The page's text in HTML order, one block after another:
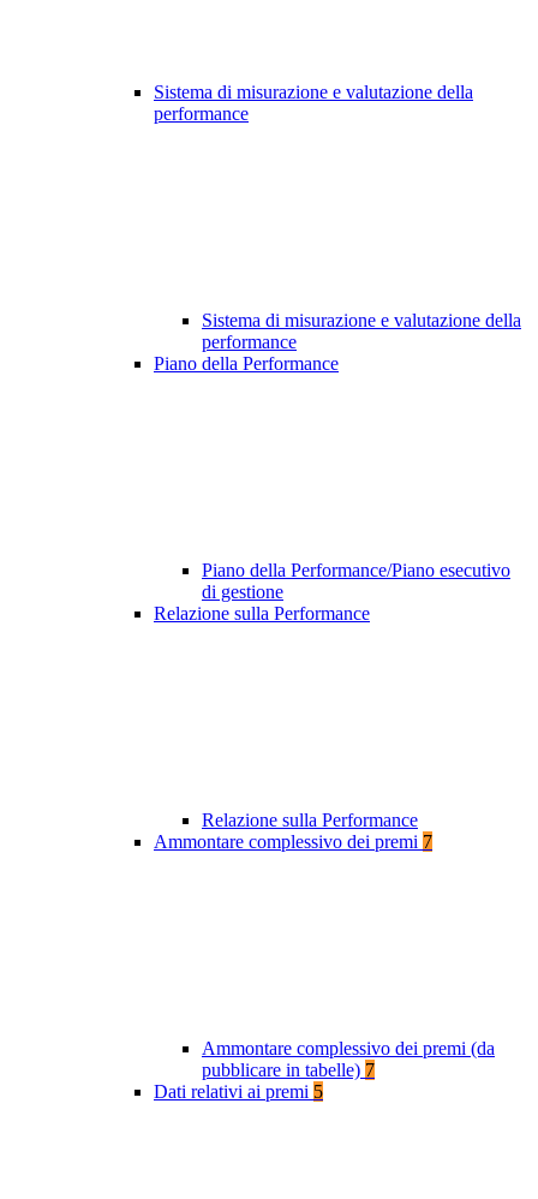
Sistema di misurazione e valutazione della
performance
Sistema di misurazione e valutazione della
performance
Piano della Performance
Piano della Performance/Piano esecutivo
di gestione
Relazione sulla Performance
Relazione sulla Performance
Ammontare complessivo dei premi 7
Ammontare complessivo dei premi (da
pubblicare in tabelle) 7
Dati relativi ai premi 5